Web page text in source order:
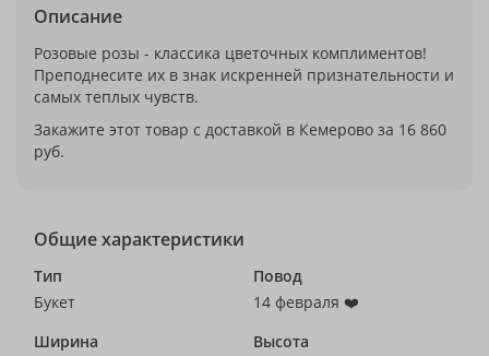
Описание
Розовые розы - классика цветочных комплиментов!
Преподнесите их в знак искренней признательности и
самых теплых чувств.
Закажите этот товар с доставкой в Кемерово за 16 860
руб.
Общие характеристики
Тип
Букет
Повод
14 февраля ❤️
Ширина
Высота